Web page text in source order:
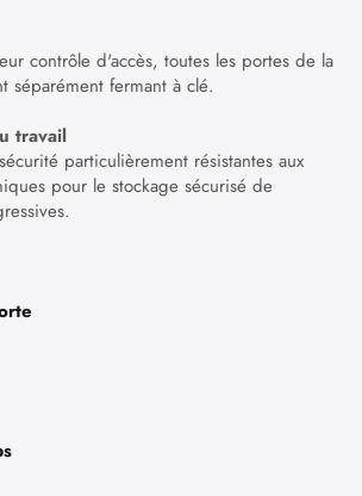
contrôle d'accès, toutes les portes de la
séparément fermant à clé.
travail
particulièrement résistantes aux
pour le stockage sécurisé de